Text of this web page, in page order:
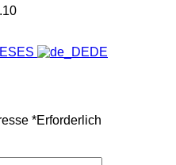
ES DE
*Erforderlich